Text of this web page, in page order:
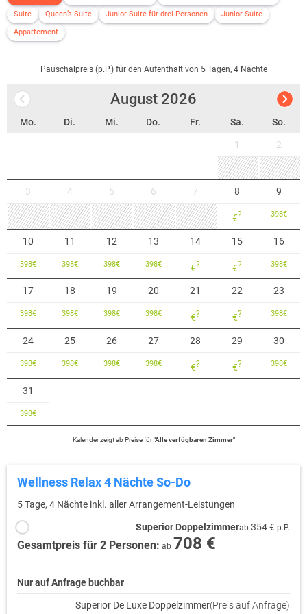
Suite
Queen’s Suite Junior Suite für drei Personen
Junior Suite
Appartement
Pauschalpreis (p.P.) für den Aufenthalt von 5 Tagen, 4 Nächte
August 2026
Mo. Di. Mi. Do. Fr. Sa. So.
1 2
3 4 5 6 7 8
€?
9
398€
10
398€
11
398€
12
398€
13
398€
14
€?
15
€?
16
398€
17
398€
18
398€
19
398€
20
398€
21
€?
22
€?
23
398€
24
398€
25
398€
26
398€
27
398€
28
€?
29
€?
30
398€
31
398€
Kalender zeigtab Preise für"Alle verfügbaren Zimmer"
Wellness Relax 4 Nächte So-Do
5 Tage, 4 Nächte inkl. aller Arrangement-Leistungen
Superior Doppelzimmerab 354 € p.P.
Gesamtpreis für 2 Personen: ab 708 €
Nur auf Anfrage buchbar
Superior De Luxe Doppelzimmer(Preis auf Anfrage)